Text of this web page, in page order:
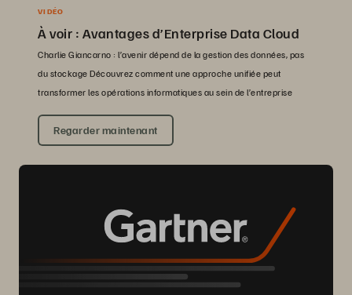
VIDÉO
À voir : Avantages d’Enterprise Data Cloud
Charlie Giancarno : l’avenir dépend de la gestion des données, pas
du stockage Découvrez comment une approche unifiée peut
transformer les opérations informatiques au sein de l’entreprise
Regarder maintenant